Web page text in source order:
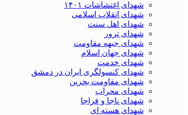
شهدای اغتشاشات ۱۴۰۱
شهدای انقلاب اسلامی
شهدای اهل سنت
شهدای ترور
شهدای جبهه مقاومت
شهدای جهان اسلام
شهدای خدمت
شهدای کنسولگری ایران در دمشق
شهدای مقاومت بحرین
شهدای محراب
شهدای ناجا و فراجا
شهدای هسته ای